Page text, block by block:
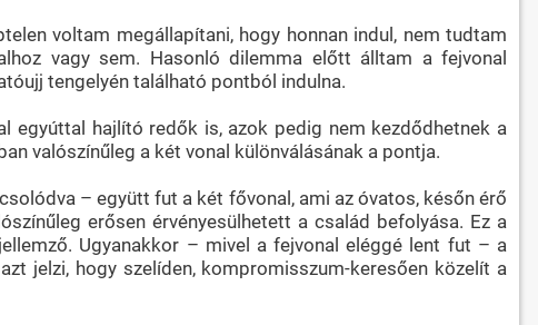
voltam megállapítani, hogy honnan indul, nem tudtam
vagy sem. Hasonló dilemma előtt álltam a fejvonal
tengelyén található pontból indulna.
egyúttal hajlító redők is, azok pedig nem kezdődhetnek a
valószínűleg a két vonal különválásának a pontja.
– együtt fut a két fővonal, ami az óvatos, későn érő
erősen érvényesülhetett a család befolyása. Ez a
Ugyanakkor – mivel a fejvonal eléggé lent fut – a
jelzi, hogy szelíden, kompromisszum-keresően közelít a